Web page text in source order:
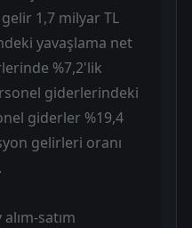
1,7 milyar TL
yavaşlama net
%7,2'lik
giderlerindeki
giderler %19,4
gelirleri oranı
satım